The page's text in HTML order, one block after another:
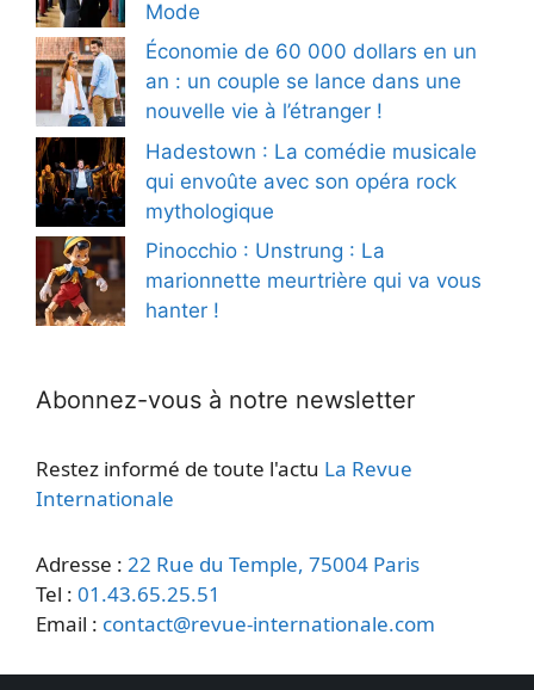
Mode
Économie de 60 000 dollars en un
an : un couple se lance dans une
nouvelle vie à l’étranger !
Hadestown : La comédie musicale
qui envoûte avec son opéra rock
mythologique
Pinocchio : Unstrung : La
marionnette meurtrière qui va vous
hanter !
Abonnez-vous à notre newsletter
Restez informé de toute l'actu La Revue
Internationale
Adresse : 22 Rue du Temple, 75004 Paris
Tel : 01.43.65.25.51
Email : contact@revue-internationale.com